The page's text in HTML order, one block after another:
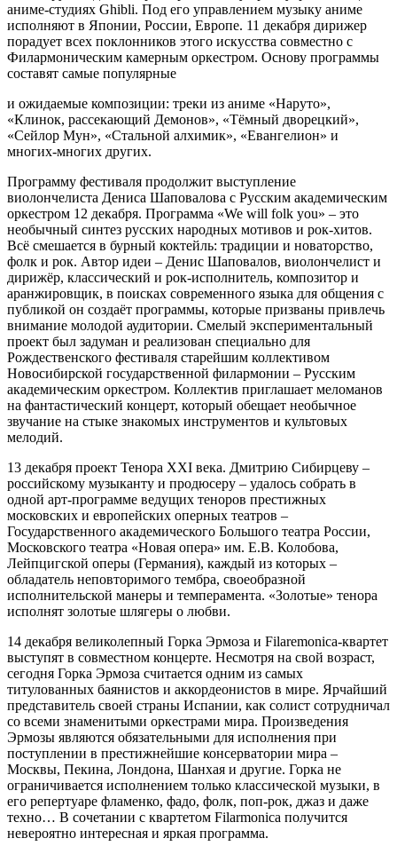
аниме-студиях Ghibli. Под его управлением музыку аниме
исполняют в Японии, России, Европе. 11 декабря дирижер
порадует всех поклонников этого искусства совместно с
Филармоническим камерным оркестром. Основу программы
составят самые популярные
и ожидаемые композиции: треки из аниме «Наруто»,
«Клинок, рассекающий Демонов», «Тёмный дворецкий»,
«Сейлор Мун», «Стальной алхимик», «Евангелион» и
многих-многих других.
Программу фестиваля продолжит выступление
виолончелиста Дениса Шаповалова с Русским академическим
оркестром 12 декабря. Программа «We will folk you» – это
необычный синтез русских народных мотивов и рок-хитов.
Всё смешается в бурный коктейль: традиции и новаторство,
фолк и рок. Автор идеи – Денис Шаповалов, виолончелист и
дирижёр, классический и рок-исполнитель, композитор и
аранжировщик, в поисках современного языка для общения с
публикой он создаёт программы, которые призваны привлечь
внимание молодой аудитории. Смелый экспериментальный
проект был задуман и реализован специально для
Рождественского фестиваля старейшим коллективом
Новосибирской государственной филармонии – Русским
академическим оркестром. Коллектив приглашает меломанов
на фантастический концерт, который обещает необычное
звучание на стыке знакомых инструментов и культовых
мелодий.
13 декабря проект Тенора XXI века. Дмитрию Сибирцеву –
российскому музыканту и продюсеру – удалось собрать в
одной арт-программе ведущих теноров престижных
московских и европейских оперных театров –
Государственного академического Большого театра России,
Московского театра «Новая опера» им. Е.В. Колобова,
Лейпцигской оперы (Германия), каждый из которых –
обладатель неповторимого тембра, своеобразной
исполнительской манеры и темперамента. «Золотые» тенора
исполнят золотые шлягеры о любви.
14 декабря великолепный Горка Эрмоза и Filaremonica-квартет
выступят в совместном концерте. Несмотря на свой возраст,
сегодня Горка Эрмоза считается одним из самых
титулованных баянистов и аккордеонистов в мире. Ярчайший
представитель своей страны Испании, как солист сотрудничал
со всеми знаменитыми оркестрами мира. Произведения
Эрмозы являются обязательными для исполнения при
поступлении в престижнейшие консерватории мира –
Москвы, Пекина, Лондона, Шанхая и другие. Горка не
ограничивается исполнением только классической музыки, в
его репертуаре фламенко, фадо, фолк, поп-рок, джаз и даже
техно… В сочетании с квартетом Filarmonica получится
невероятно интересная и яркая программа.